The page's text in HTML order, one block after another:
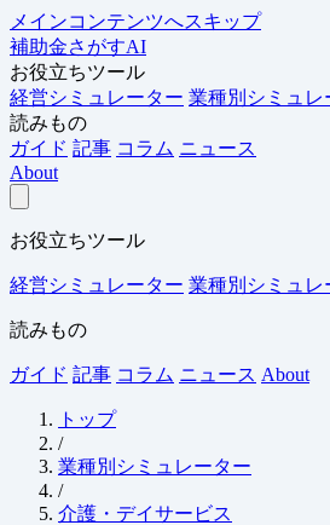
メインコンテンツへスキップ
補助金さがすAI
お役立ちツール
経営シミュレーター 業種別シミュレ
読みもの
ガイド 記事 コラム ニュース
About
お役立ちツール
経営シミュレーター 業種別シミュレ
読みもの
ガイド 記事 コラム ニュース About
トップ
/
業種別シミュレーター
/
介護・デイサービス